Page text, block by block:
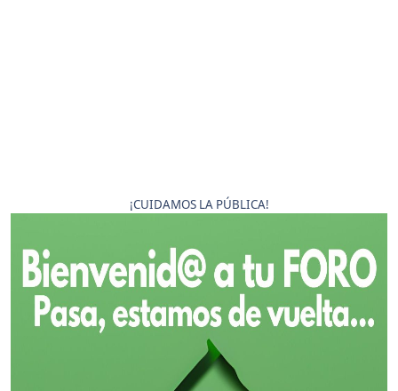
¡CUIDAMOS LA PÚBLICA!